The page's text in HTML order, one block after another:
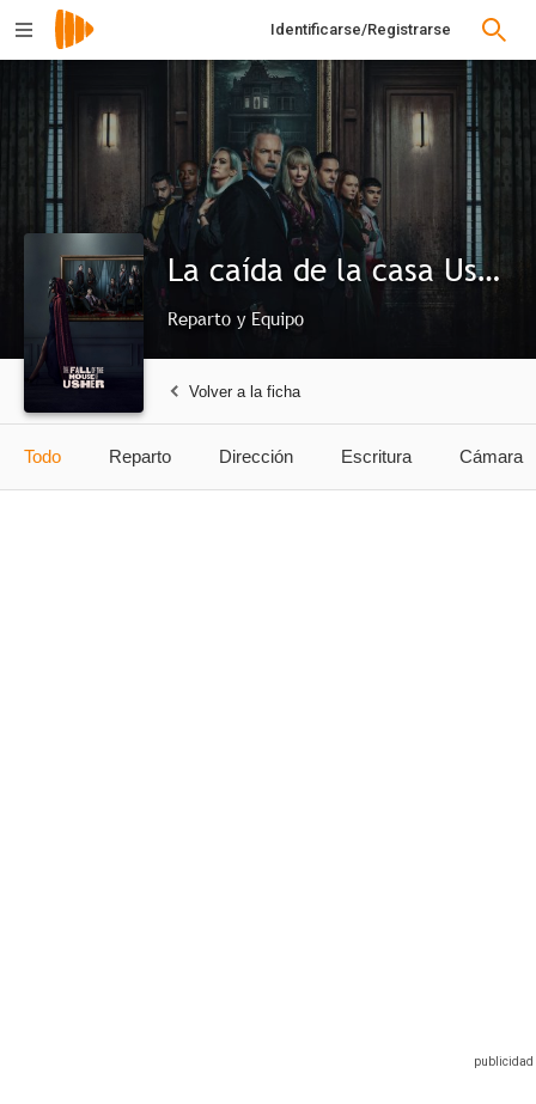
Identificarse/Registrarse
La caída de la casa Usher
Reparto y Equipo
Volver a la ficha
Todo Reparto Dirección Escritura Cámara